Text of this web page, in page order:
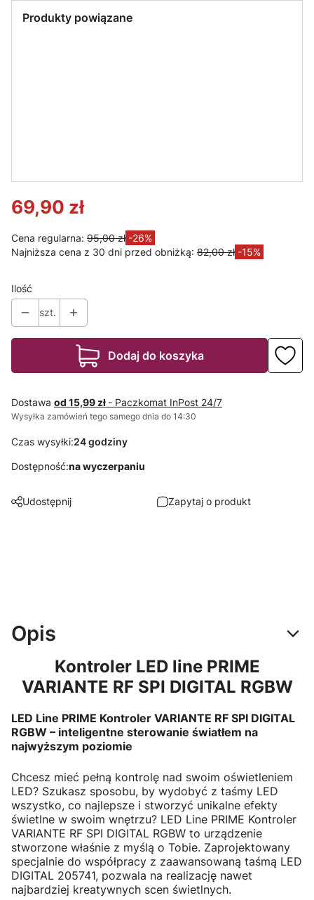
Produkty powiązane
IP20 DIGITAL
69,90 zł
Cena regularna: 95,00 zł -26%
Najniższa cena z 30 dni przed obniżką: 82,00 zł -15%
Ilość
szt.
Dodaj do koszyka
Dostawa od 15,99 zł - Paczkomat InPost 24/7
Wysyłka zamówień tego samego dnia do 14:30
Czas wysyłki:24 godziny
Dostępność:na wyczerpaniu
Udostępnij Zapytaj o produkt
Opis
Kontroler LED line PRIME
VARIANTE RF SPI DIGITAL RGBW
LED Line PRIME Kontroler VARIANTE RF SPI DIGITAL
RGBW – inteligentne sterowanie światłem na
najwyższym poziomie
Chcesz mieć pełną kontrolę nad swoim oświetleniem
LED? Szukasz sposobu, by wydobyć z taśmy LED
wszystko, co najlepsze i stworzyć unikalne efekty
świetlne w swoim wnętrzu? LED Line PRIME Kontroler
VARIANTE RF SPI DIGITAL RGBW to urządzenie
stworzone właśnie z myślą o Tobie. Zaprojektowany
specjalnie do współpracy z zaawansowaną taśmą LED
DIGITAL 205741, pozwala na realizację nawet
najbardziej kreatywnych scen świetlnych.